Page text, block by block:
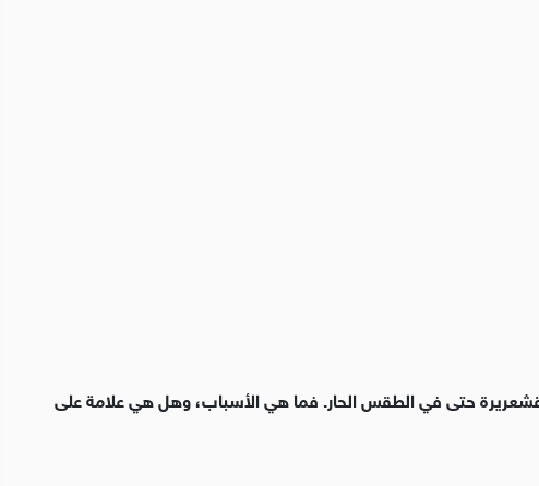
حتى في الطقس الحار. فما هي الأسباب، وهل هي علامة على